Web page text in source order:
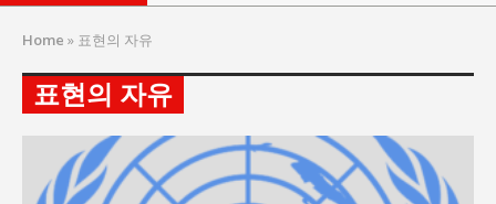
세미나 개최
서효석 충청향우회중앙회 총재 취임 논란 확산
지방의회 공약은 ‘빛 좋은 개살구’인가?
“7월 1일 의장 선출은 ‘위법’이다”
Home » 표현의 자유
표현의 자유